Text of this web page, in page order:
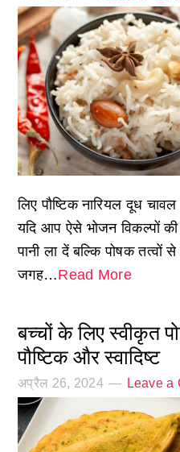
लिए पौष्टिक नारियल दूध
यदि आप ऐसे भोजन विकल्पों
पानी ला दें बल्कि पोषक तत्वों
जगह…Read More
बच्चों के लिए स्वीकृत
पौष्टिक और स्वादिष्ट
अप्रैल 26, 2024 Leave a